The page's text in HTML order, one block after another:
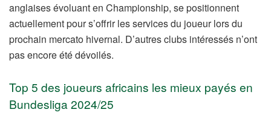
anglaises évoluant en Championship, se positionnent
actuellement pour s’offrir les services du joueur lors du
prochain mercato hivernal. D’autres clubs intéressés n’ont
pas encore été dévoilés.
Top 5 des joueurs africains les mieux payés en
Bundesliga 2024/25